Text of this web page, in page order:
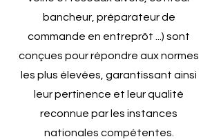
bancheur, préparateur de
commande en entreprôt ...) sont
conçues pour répondre aux normes
les plus élevées, garantissant ainsi
leur pertinence et leur qualité
reconnue par les instances
nationales compétentes.